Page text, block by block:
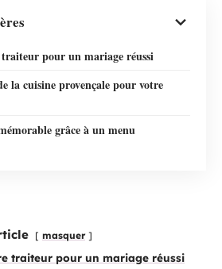
pour un mariage réussi
la cuisine provençale pour votre
grâce à un menu
masquer
traiteur pour un mariage réussi